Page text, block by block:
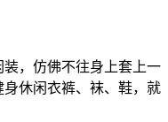
，仿佛不往身上套上一
休闲衣裤、袜、鞋，就